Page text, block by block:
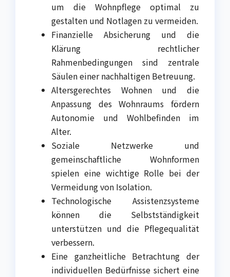
um die Wohnpflege optimal zu
gestalten und Notlagen zu vermeiden.
Finanzielle Absicherung und die
Klärung rechtlicher
Rahmenbedingungen sind zentrale
Säulen einer nachhaltigen Betreuung.
Altersgerechtes Wohnen und die
Anpassung des Wohnraums fördern
Autonomie und Wohlbefinden im
Alter.
Soziale Netzwerke und
gemeinschaftliche Wohnformen
spielen eine wichtige Rolle bei der
Vermeidung von Isolation.
Technologische Assistenzsysteme
können die Selbstständigkeit
unterstützen und die Pflegequalität
verbessern.
Eine ganzheitliche Betrachtung der
individuellen Bedürfnisse sichert eine